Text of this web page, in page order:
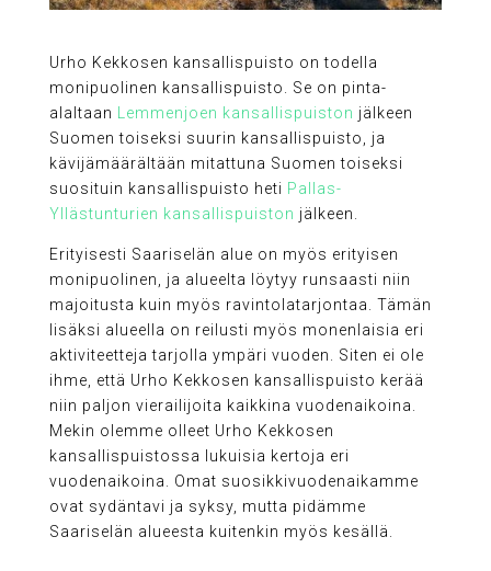
Urho Kekkosen kansallispuisto on todella
monipuolinen kansallispuisto. Se on pinta-
alaltaan
Lemmenjoen kansallispuiston jälkeen
Suomen toiseksi suurin kansallispuisto, ja
kävijämäärältään mitattuna Suomen toiseksi
suosituin kansallispuisto heti Pallas-
Yllästunturien kansallispuiston jälkeen.
Erityisesti Saariselän alue on myös erityisen
monipuolinen, ja alueelta löytyy runsaasti niin
majoitusta kuin myös ravintolatarjontaa. Tämän
lisäksi alueella on reilusti myös monenlaisia eri
aktiviteetteja tarjolla ympäri vuoden. Siten ei ole
ihme, että Urho Kekkosen kansallispuisto kerää
niin paljon vierailijoita kaikkina vuodenaikoina.
Mekin olemme olleet Urho Kekkosen
kansallispuistossa lukuisia kertoja eri
vuodenaikoina. Omat suosikkivuodenaikamme
ovat sydäntavi ja syksy, mutta pidämme
Saariselän alueesta kuitenkin myös kesällä.